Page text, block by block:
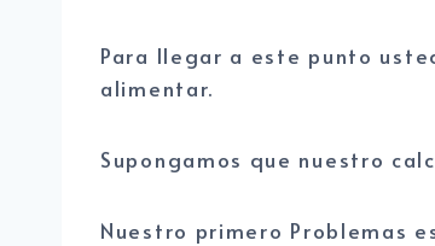
Para llegar a este punto
alimentar.
Supongamos que nuestro
Nuestro primero Problemas